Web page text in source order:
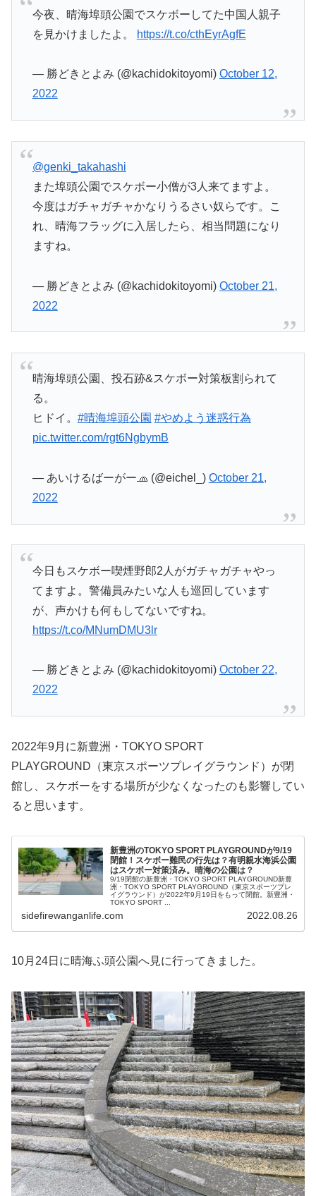
今夜、晴海埠頭公園でスケボーしてた中国人親子
を見かけましたよ。
https://t.co/cthEyrAgfE
— 勝どきとよみ (@kachidokitoyomi) October 12,
2022
@genki_takahashi
また埠頭公園でスケボー小僧が3人来てますよ。
今度はガチャガチャかなりうるさい奴らです。こ
れ、晴海フラッグに入居したら、相当問題になり
ますね。
— 勝どきとよみ (@kachidokitoyomi) October 21,
2022
晴海埠頭公園、投石跡&スケボー対策板割られて
る。
ヒドイ。 #晴海埠頭公園 #やめよう迷惑行為
pic.twitter.com/rgt6NgbymB
— あいけるばーがー🧢 (@eichel_) October 21,
2022
今日もスケボー喫煙野郎2人がガチャガチャやっ
てますよ。警備員みたいな人も巡回しています
が、声かけも何もしてないですね。
https://t.co/MNumDMU3lr
— 勝どきとよみ (@kachidokitoyomi) October 22,
2022
2022年9月に新豊洲・TOKYO SPORT
PLAYGROUND（東京スポーツプレイグラウンド）が閉
館し、スケボーをする場所が少なくなったのも影響してい
ると思います。
新豊洲のTOKYO SPORT PLAYGROUNDが9/19
閉館！スケボー難民の行先は？有明親水海浜公園
はスケボー対策済み。晴海の公園は？
9/19閉館の新豊洲・TOKYO SPORT PLAYGROUND新豊
洲・TOKYO SPORT PLAYGROUND（東京スポーツプレ
イグラウンド）が2022年9月19日をもって閉館。新豊洲・
TOKYO SPORT ...
sidefirewanganlife.com 2022.08.26
10月24日に晴海ふ頭公園へ見に行ってきました。